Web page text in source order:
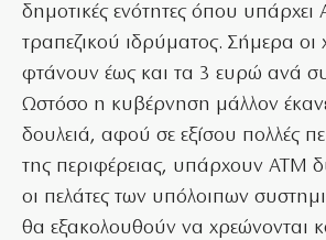
δημοτικές ενότητες όπου
τραπεζικού ιδρύματος. Σήμερα οι
φτάνουν έως και τα 3 ευρώ ανά
Ωστόσο η κυβέρνηση μάλλον
δουλειά, αφού σε εξίσου πολλές
της περιφέρειας, υπάρχουν ΑΤΜ
οι πελάτες των υπόλοιπων
θα εξακολουθούν να χρεώνονται